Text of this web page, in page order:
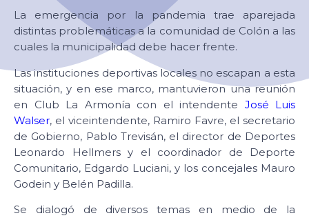
La emergencia por la pandemia trae aparejada
distintas problemáticas a la comunidad de Colón a las
cuales la municipalidad debe hacer frente.
Las instituciones deportivas locales no escapan a esta
situación, y en ese marco, mantuvieron una reunión
en Club La Armonía con el intendente José Luis
Walser, el viceintendente, Ramiro Favre, el secretario
de Gobierno, Pablo Trevisán, el director de Deportes
Leonardo Hellmers y el coordinador de Deporte
Comunitario, Edgardo Luciani, y los concejales Mauro
Godein y Belén Padilla.
Se dialogó de diversos temas en medio de la